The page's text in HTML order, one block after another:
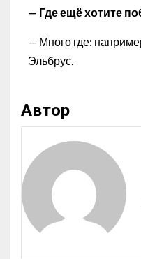
— Где ещё хотите
— Много где:
Эльбрус.
Автор